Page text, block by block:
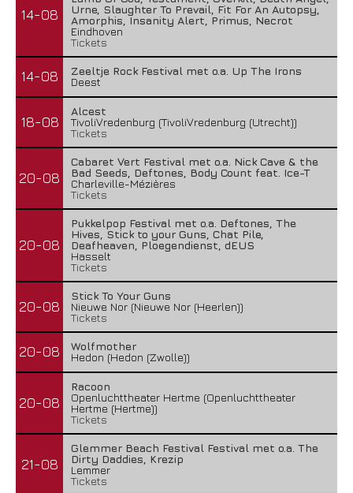
14-08
Urne, Slaughter To Prevail, Fit For An Autopsy,
Amorphis, Insanity Alert, Primus, Necrot
Eindhoven
Tickets
14-08
Zeeltje Rock Festival met o.a. Up The Irons
Deest
18-08
Alcest
TivoliVredenburg (TivoliVredenburg (Utrecht))
Tickets
20-08
Cabaret Vert Festival met o.a. Nick Cave & the
Bad Seeds, Deftones, Body Count feat. Ice-T
Charleville-Mézières
Tickets
20-08
Pukkelpop Festival met o.a. Deftones, The
Hives, Stick to your Guns, Chat Pile,
Deafheaven, Ploegendienst, dEUS
Hasselt
Tickets
20-08
Stick To Your Guns
Nieuwe Nor (Nieuwe Nor (Heerlen))
Tickets
20-08
Wolfmother
Hedon (Hedon (Zwolle))
20-08
Racoon
Openluchttheater Hertme (Openluchttheater
Hertme (Hertme))
Tickets
21-08
Glemmer Beach Festival Festival met o.a. The
Dirty Daddies, Krezip
Lemmer
Tickets